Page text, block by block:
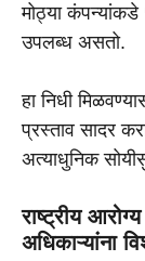
मोठ्या कंपन्यांकडे
उपलब्ध असतो.
हा निधी
प्रस्ताव सादर
अत्याधुनिक
राष्ट्रीय
अधिकाऱ्यांना